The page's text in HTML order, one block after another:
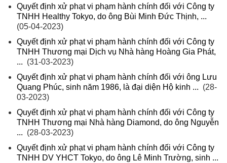
Quyết định xử phạt vi phạm hành chính đối với Công ty
TNHH Healthy Tokyo, do ông Bùi Minh Đức Thịnh, ...
(05-04-2023)
Quyết định xử phạt vi phạm hành chính đối với Công ty
TNHH Thương mại Dịch vụ Nhà hàng Hoàng Gia Phát,
... (31-03-2023)
Quyết định xử phạt vi phạm hành chính đối với ông Lưu
Quang Phúc, sinh năm 1986, là đại diện Hộ kinh ... (28-
03-2023)
Quyết định xử phạt vi phạm hành chính đối với Công ty
TNHH Thương mại Nhà hàng Diamond, do ông Nguyễn
... (28-03-2023)
Quyết định xử phạt vi phạm hành chính đối với Công ty
TNHH DV YHCT Tokyo, do ông Lê Minh Trường, sinh ...